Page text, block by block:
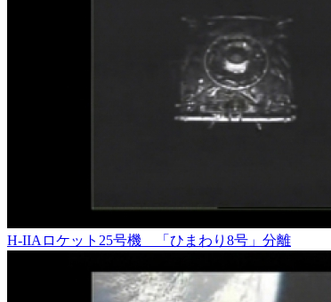
H-IIAロケット25号機 「ひまわり8号」分離